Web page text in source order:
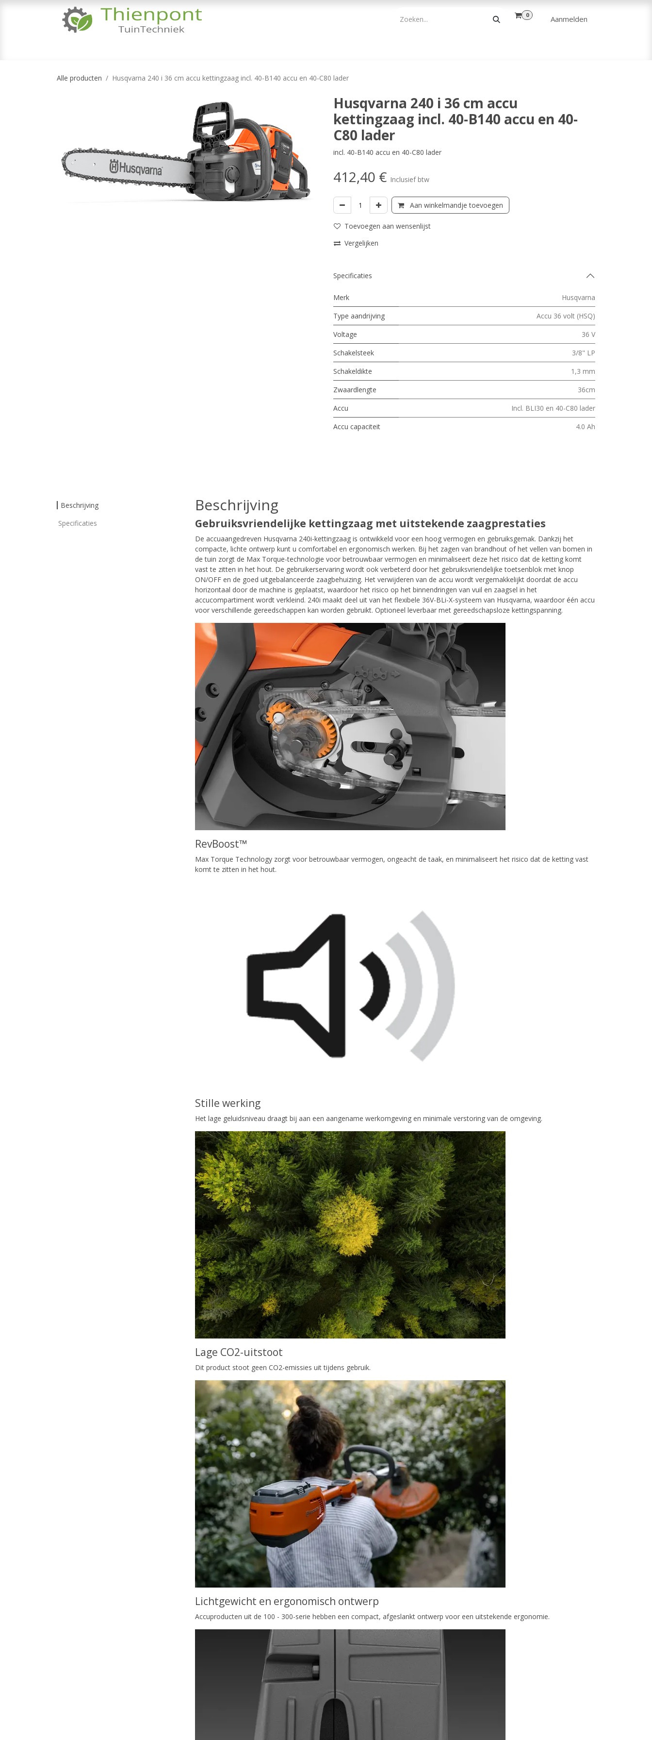
0 Aanmelden
Alle producten Husqvarna 240 i 36 cm accu kettingzaag incl. 40-B140 accu en 40-C80 lader
Husqvarna 240 i 36 cm accu
kettingzaag incl. 40-B140 accu en 40-
C80 lader
incl. 40-B140 accu en 40-C80 lader
412,40 € Inclusief btw
Aan winkelmandje toevoegen
Toevoegen aan wensenlijst
Vergelijken
Specificaties
Merk
Husqvarna
Type aandrijving
Accu 36 volt (HSQ)
Voltage
36 V
Schakelsteek
3/8" LP
Schakeldikte
1,3 mm
Zwaardlengte
36cm
Accu
Incl. BLI30 en 40-C80 lader
Accu capaciteit
4.0 Ah
Beschrijving
Specificaties
Beschrijving
Gebruiksvriendelijke kettingzaag met uitstekende zaagprestaties
De accuaangedreven Husqvarna 240i-kettingzaag is ontwikkeld voor een hoog vermogen en gebruiksgemak. Dankzij het
compacte, lichte ontwerp kunt u comfortabel en ergonomisch werken. Bij het zagen van brandhout of het vellen van bomen in
de tuin zorgt de Max Torque-technologie voor betrouwbaar vermogen en minimaliseert deze het risico dat de ketting komt
vast te zitten in het hout. De gebruikerservaring wordt ook verbeterd door het gebruiksvriendelijke toetsenblok met knop
ON/OFF en de goed uitgebalanceerde zaagbehuizing. Het verwijderen van de accu wordt vergemakkelijkt doordat de accu
horizontaal door de machine is geplaatst, waardoor het risico op het binnendringen van vuil en zaagsel in het
accucompartiment wordt verkleind. 240i maakt deel uit van het flexibele 36V-BLi-X-systeem van Husqvarna, waardoor één accu
voor verschillende gereedschappen kan worden gebruikt. Optioneel leverbaar met gereedschapsloze kettingspanning.
RevBoost™
Max Torque Technology zorgt voor betrouwbaar vermogen, ongeacht de taak, en minimaliseert het risico dat de ketting vast
komt te zitten in het hout.
Stille werking
Het lage geluidsniveau draagt bij aan een aangename werkomgeving en minimale verstoring van de omgeving.
Lage CO2-uitstoot
Dit product stoot geen CO2-emissies uit tijdens gebruik.
Lichtgewicht en ergonomisch ontwerp
Accuproducten uit de 100 - 300-serie hebben een compact, afgeslankt ontwerp voor een uitstekende ergonomie.